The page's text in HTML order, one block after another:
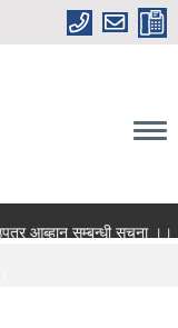
आब्हान सम्बन्धी सूचना ।।।